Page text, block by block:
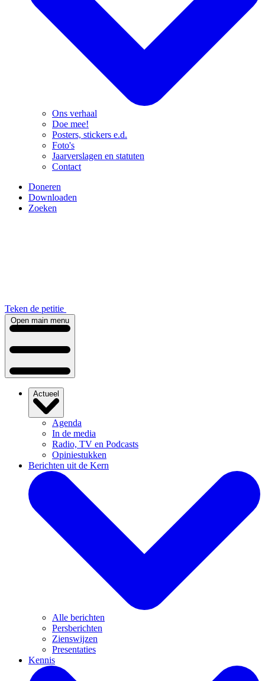
Ons verhaal
Doe mee!
Posters, stickers e.d.
Foto's
Jaarverslagen en statuten
Contact
Doneren
Downloaden
Zoeken
Teken de petitie
Open main menu
Actueel
Agenda
In de media
Radio, TV en Podcasts
Opiniestukken
Berichten uit de Kern
Alle berichten
Persberichten
Zienswijzen
Presentaties
Kennis